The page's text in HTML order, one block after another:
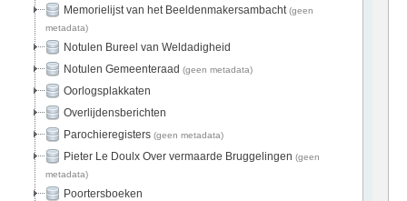
Memorielijst van het Beeldenmakersambacht (geen
metadata)
Notulen Bureel van Weldadigheid
Notulen Gemeenteraad (geen metadata)
Oorlogsplakkaten
Overlijdensberichten
Parochieregisters (geen metadata)
Pieter Le Doulx Over vermaarde Bruggelingen (geen
metadata)
Poortersboeken